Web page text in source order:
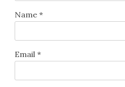
Name *
Email *